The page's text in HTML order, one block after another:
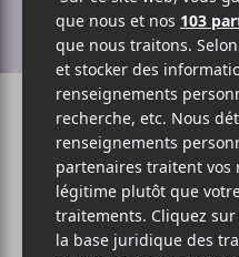
2 MAI 2018
PARLOUIS-PHILIPPE
LABRÈCHE
PARTAGER